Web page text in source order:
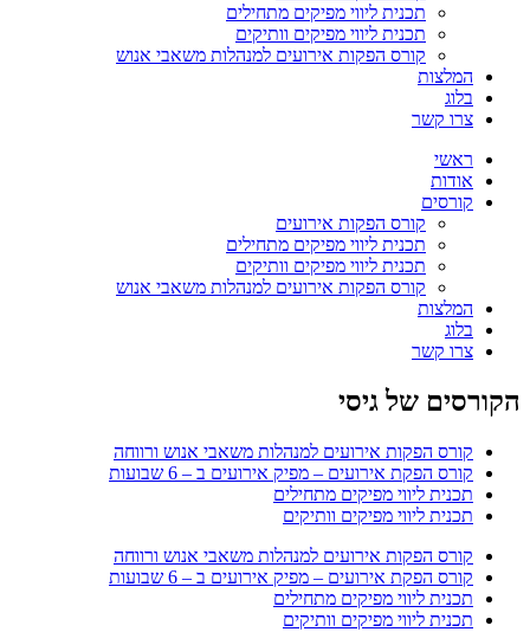
תכנית ליווי מפיקים מתחילים
תכנית ליווי מפיקים וותיקים
קורס הפקות אירועים למנהלות משאבי אנוש
המלצות
בלוג
צרו קשר
ראשי
אודות
קורסים
קורס הפקות אירועים
תכנית ליווי מפיקים מתחילים
תכנית ליווי מפיקים וותיקים
קורס הפקות אירועים למנהלות משאבי אנוש
המלצות
בלוג
צרו קשר
הקורסים של גיסי
קורס הפקות אירועים למנהלות משאבי אנוש ורווחה
קורס הפקת אירועים – מפיק אירועים ב – 6 שבועות
תכנית ליווי מפיקים מתחילים
תכנית ליווי מפיקים וותיקים
קורס הפקות אירועים למנהלות משאבי אנוש ורווחה
קורס הפקת אירועים – מפיק אירועים ב – 6 שבועות
תכנית ליווי מפיקים מתחילים
תכנית ליווי מפיקים וותיקים